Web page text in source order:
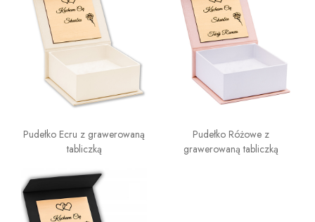
Pudełko Ecru z grawerowaną
tabliczką
Pudełko Różowe z
grawerowaną tabliczką